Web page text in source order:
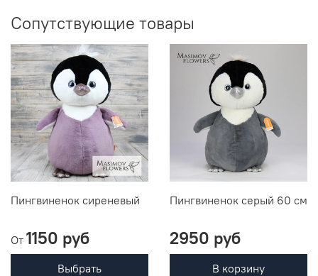
Сопутствующие товары
Пингвиненок сиреневый
От 1150 руб
Выбрать
Пингвиненок серый 60 см
2950 руб
В корзину